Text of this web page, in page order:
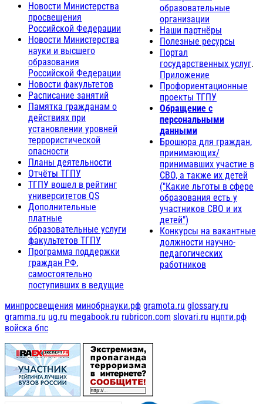
Новости Министерства
просвещения
Российской Федерации
Новости Министерства
науки и высшего
образования
Российской Федерации
Новости факультетов
Расписание занятий
Памятка гражданам о
действиях при
установлении уровней
террористической
опасности
Планы деятельности
Отчёты ТГПУ
ТГПУ вошел в рейтинг
университетов QS
Дополнительные
платные
образовательные услуги
факультетов ТГПУ
Программа поддержки
граждан РФ,
самостоятельно
поступивших в ведущие
образовательные
организации
Наши партнёры
Полезные ресурсы
Портал
государственных услуг.
Приложение
Профориентационные
проекты ТГПУ
Обращение с
персональными
данными
Брошюра для граждан,
принимающих/
принимавших участие в
СВО, а также их детей
("Какие льготы в сфере
образования есть у
участников СВО и их
детей")
Конкурсы на вакантные
должности научно-
педагогических
работников
минпросвещения минобрнауки.рф gramota.ru glossary.ru
gramma.ru ug.ru megabook.ru rubricon.com slovari.ru нцпти.рф
войска бпс